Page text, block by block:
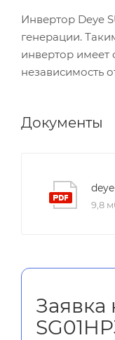
Инвертор Deye
генерации.
инвертор имеет
независимость
Документы
9,8
Заявка